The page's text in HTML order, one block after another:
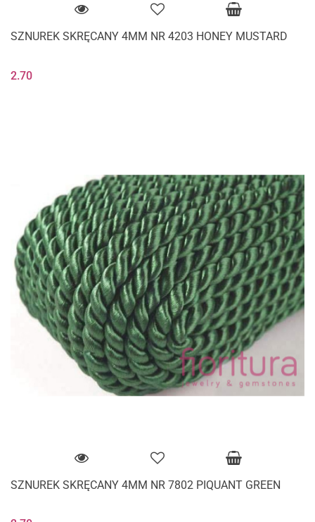
SZNUREK SKRĘCANY 4MM NR 4203 HONEY MUSTARD
2.70
SZNUREK SKRĘCANY 4MM NR 7802 PIQUANT GREEN